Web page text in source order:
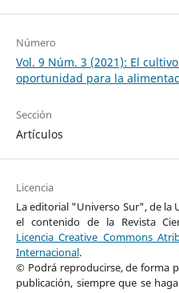
Número
Vol. 9 Núm. 3 (2021): El
oportunidad para la
Sección
Artículos
Licencia
La editorial "Universo Sur", de la
el contenido de la Revista
Licencia Creative Commons
Internacional.
© Podrá reproducirse, de forma
publicación, siempre que se